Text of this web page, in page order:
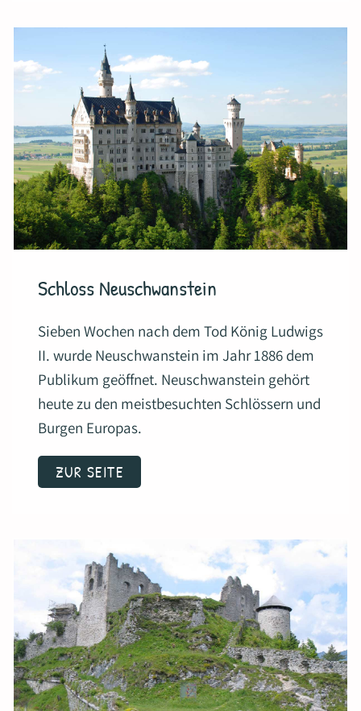
Schloss Neuschwanstein
Sieben Wochen nach dem Tod König Ludwigs
II. wurde Neuschwanstein im Jahr 1886 dem
Publikum geöffnet. Neuschwanstein gehört
heute zu den meistbesuchten Schlössern und
Burgen Europas.
ZUR SEITE